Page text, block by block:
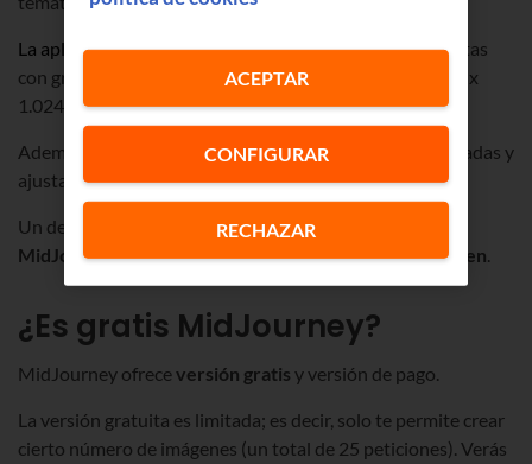
La aplicación se caracteriza por generar imágenes realistas
con gran definición y resolución de imagen (hasta 1.792 x
1.024 píxeles).
Además, permite descripciones exhaustivas, personalizadas y
ajustar las preferencias a tu gusto.
Un detalle importante es que, para cada petición,
MidJourney te da cuatro opciones diferentes de imagen.
¿Es gratis MidJourney?
MidJourney ofreceversión gratis y versión de pago.
La versión gratuita es limitada; es decir, solo te permite crear
cierto número de imágenes (un total de 25 peticiones). Verás
CONFIGURAR
RECHAZAR
ACEPTAR